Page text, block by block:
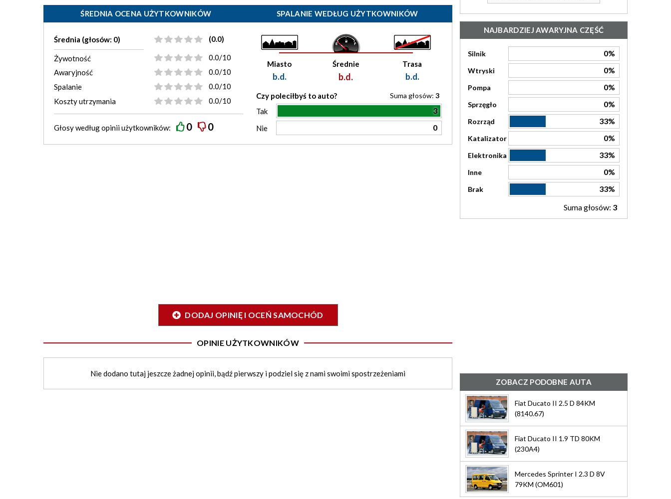
ŚREDNIA OCENA UŻYTKOWNIKÓW
Średnia (głosów: 0) (0.0)
Żywotność
0.0/10
Awaryjność
0.0/10
Spalanie
0.0/10
Koszty utrzymania
0.0/10
Głosy wedługopiniiużytkowników: 0 0
SPALANIE WEDŁUG UŻYTKOWNIKÓW
Miasto
b.d.
Średnie
b.d.
Trasa
b.d.
Czy poleciłbyś to auto? Suma głosów: 3
Tak 3
Nie 0
DODAJ OPINIĘ I OCEŃ SAMOCHÓD
OPINIE UŻYTKOWNIKÓW
Nie dodano tutaj jeszcze żadnej opinii, bądź pierwszy i podziel się z nami swoimi spostrzeżeniami
NAJBARDZIEJ AWARYJNA CZĘŚĆ
Silnik 0%
Wtryski 0%
Pompa 0%
Sprzęgło 0%
Rozrząd 33%
Katalizator 0%
Elektronika 33%
Inne 0%
Brak
33%
Suma głosów: 3
ZOBACZ PODOBNE AUTA
Fiat Ducato II 2.5 D 84KM
(8140.67)
Fiat Ducato II 1.9 TD 80KM
(230A4)
Mercedes Sprinter I 2.3 D 8V
79KM (OM601)